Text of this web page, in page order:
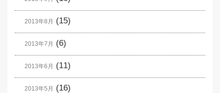
2013年8月 (15)
2013年7月 (6)
2013年6月 (11)
2013年5月 (16)